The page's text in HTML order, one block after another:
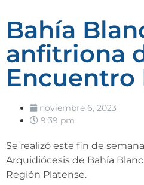
Bahía
anfitriona
Encuentro
noviembre 6, 2023
9:39 pm
Se realizó este fin de
Arquidiócesis de Bahía
Región Platense.